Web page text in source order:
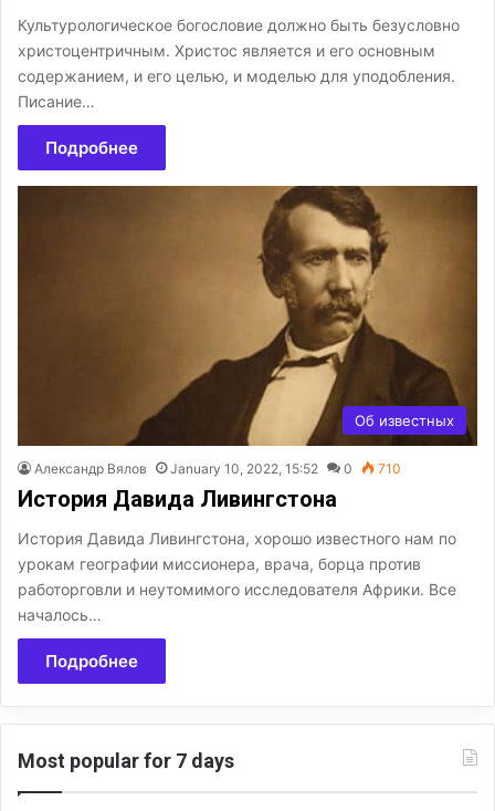
Культурологическое богословие должно быть безусловно
христоцентричным. Христос является и его основным
содержанием, и его целью, и моделью для уподобления.
Писание…
Подробнее
Об известных
Александр Вялов January 10, 2022, 15:52 0 710
История Давида Ливингстона
История Давида Ливингстона, хорошо известного нам по
урокам географии миссионера, врача, борца против
работорговли и неутомимого исследователя Африки. Все
началось…
Подробнее
Most popular for 7 days